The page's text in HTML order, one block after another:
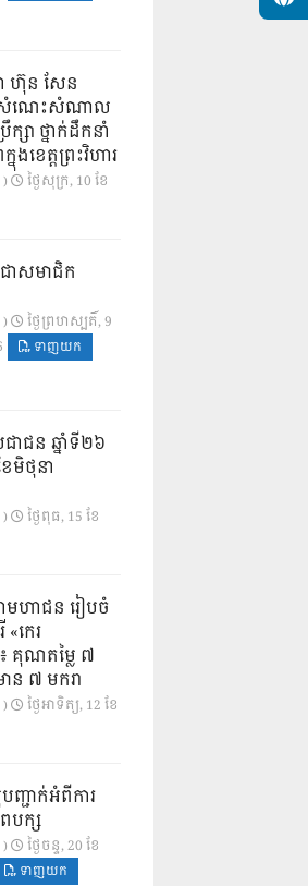
ហ៊ុន សែន
សំណេះសំណាល
សា ថ្នាក់ដឹកនាំ
នុងខេត្តព្រះវិហារ
ថ្ងៃ​សុក្រ, 10 ខែ​
ាសមាជិក
ថ្ងៃ​ព្រហស្បតិ៍, 9
ទាញយក
ជាជន ឆ្នាំទី២៦
មិថុនា
ថ្ងៃ​ពុធ, 15 ខែ​
ហាជន រៀបចំ
កេរ
ណតម្លៃ ៧
ន ៧ មករា
ថ្ងៃ​អាទិត្យ, 12 ខែ​
ញ្ជាក់អំពីការ
បក្ស
ថ្ងៃ​ចន្ទ, 20 ខែ​
ទាញយក